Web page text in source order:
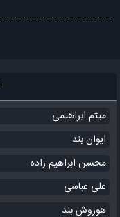
میثم ابراهیمی
ایوان بند
محسن ابراهیم زاده
علی عباسی
هوروش بند